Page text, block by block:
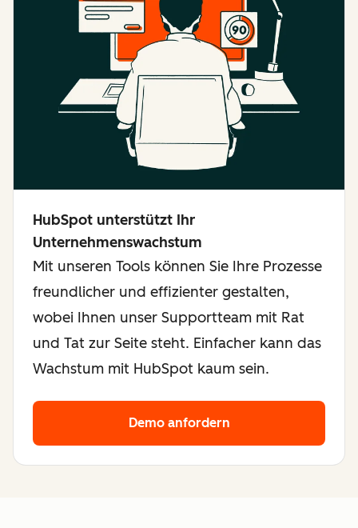
HubSpot unterstützt Ihr
Unternehmenswachstum
Mit unseren Tools können Sie Ihre Prozesse
freundlicher und effizienter gestalten,
wobei Ihnen unser Supportteam mit Rat
und Tat zur Seite steht. Einfacher kann das
Wachstum mit HubSpot kaum sein.
Demo anfordern